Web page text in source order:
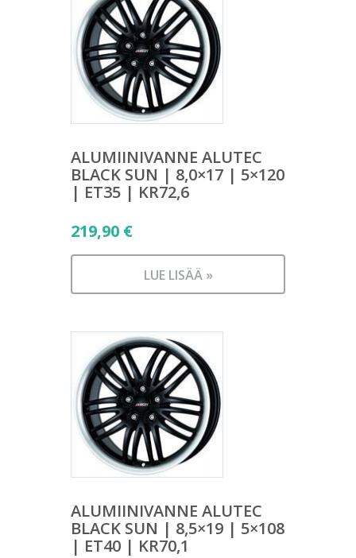
ALUMIINIVANNE ALUTEC
BLACK SUN | 8,0×17 | 5×120
| ET35 | KR72,6
219,90 €
LUE LISÄÄ »
ALUMIINIVANNE ALUTEC
BLACK SUN | 8,5×19 | 5×108
| ET40 | KR70,1